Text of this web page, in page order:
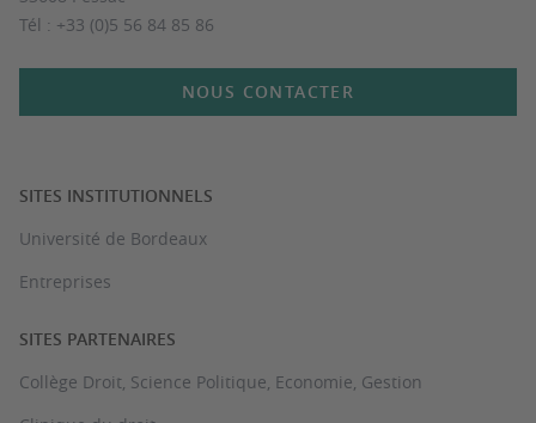
Tél : +33 (0)5 56 84 85 86
NOUS CONTACTER
SITES INSTITUTIONNELS
Université de Bordeaux
Entreprises
SITES PARTENAIRES
Collège Droit, Science Politique, Economie, Gestion